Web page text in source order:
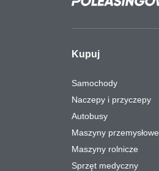
Kupuj
Samochody
Naczepy i przyczepy
Autobusy
Maszyny przemysłowe
Maszyny rolnicze
Sprzęt medyczny